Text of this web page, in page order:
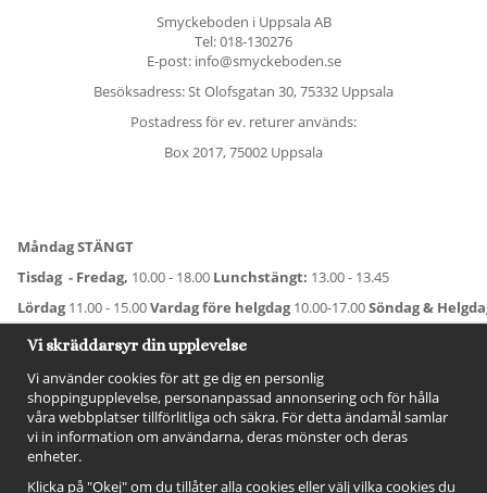
Smyckeboden i Uppsala AB
Tel:018-130276
E-post: info@smyckeboden.se
Besöksadress: St Olofsgatan 30, 75332 Uppsala
Postadress för ev. returer används:
Box 2017, 75002 Uppsala
Måndag STÄNGT
Tisdag - Fredag, 10.00 - 18.00 Lunchstängt: 13.00 - 13.45
Lördag11.00 - 15.00Vardag före helgdag10.00-17.00Söndag &
För avvikande öppettider:Titta här
Vi skräddarsyr din upplevelse
Vi använder cookies för att ge dig en personlig
shoppingupplevelse, personanpassad annonsering och för hålla
våra webbplatser tillförlitliga och säkra. För detta ändamål samlar
vi in information om användarna, deras mönster och deras
enheter.
Klicka på "Okej" om du tillåter alla cookies eller välj vilka cookies du